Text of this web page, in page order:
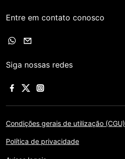
Entre em contato conosco
Siga nossas redes
Condições gerais de utilização (CGU)
Política de privacidade